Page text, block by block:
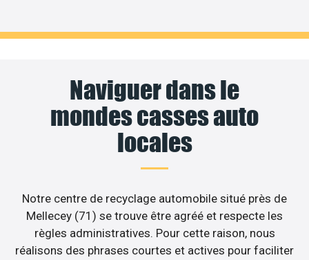
Naviguer dans le
mondes casses auto
locales
Notre centre de recyclage automobile situé près de
Mellecey (71) se trouve être agréé et respecte les
règles administratives. Pour cette raison, nous
réalisons des phrases courtes et actives pour faciliter